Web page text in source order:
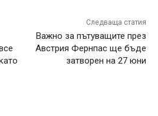
Следваща статия
Важно за пътуващите през
Австрия Фернпас ще бъде
затворен на 27 юни